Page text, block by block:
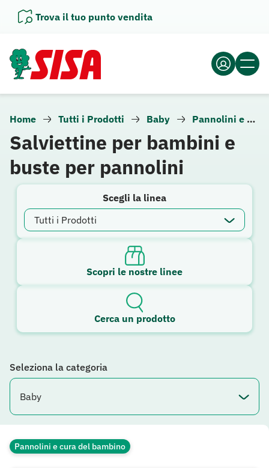
Trova il tuo punto vendita
Home Tutti i Prodotti Baby Pannolini e cura del bambino
Salviettine per bambini e
buste per pannolini
Scegli la linea
Scopri le nostre linee
Cerca un prodotto
Seleziona la categoria
Pannolini e cura del bambino